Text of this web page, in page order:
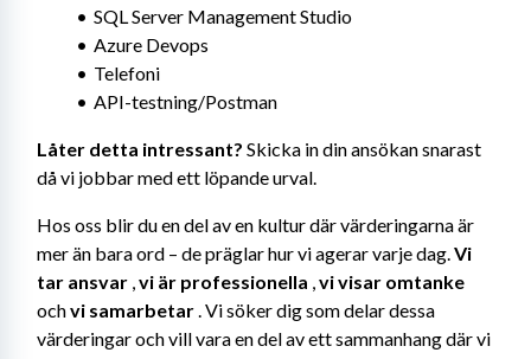
SQL Server Management Studio
Azure Devops
Telefoni
API-testning/Postman
Låter detta intressant? Skicka in din ansökan snarast
då vi jobbar med ett löpande urval.
Hos oss blir du en del av en kultur där värderingarna är
mer än bara ord – de präglar hur vi agerar varje dag. Vi
tar ansvar , vi är professionella , vi visar omtanke
och vi samarbetar . Vi söker dig som delar dessa
värderingar och vill vara en del av ett sammanhang där vi